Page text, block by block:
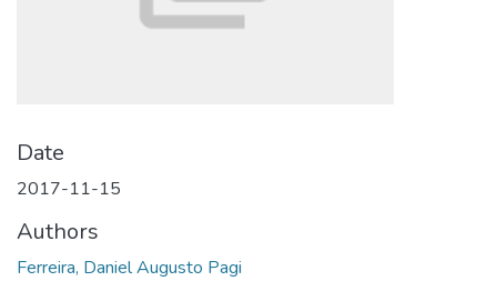
Date
2017-11-15
Authors
Ferreira, Daniel Augusto Pagi